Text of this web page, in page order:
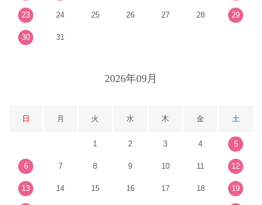
23 24 25 26 27 28 29
30 31
2026年09月
日 月 火 水 木 金 土
1 2 3 4 5
6 7 8 9 10 11 12
13 14 15 16 17 18 19